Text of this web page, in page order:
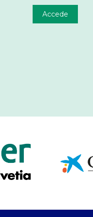
Accede